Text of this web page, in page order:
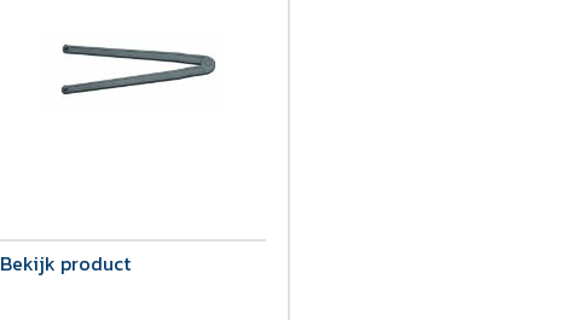
Bekijk product